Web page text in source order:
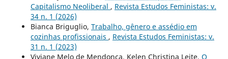
Capitalismo Neoliberal , Revista Estudos Feministas: v.
34 n. 1 (2026)
Bianca Briguglio, Trabalho, gênero e assédio em
cozinhas profissionais , Revista Estudos Feministas: v.
31 n. 1 (2023)
Viviane Melo de Mendonça, Kelen Christina Leite, O